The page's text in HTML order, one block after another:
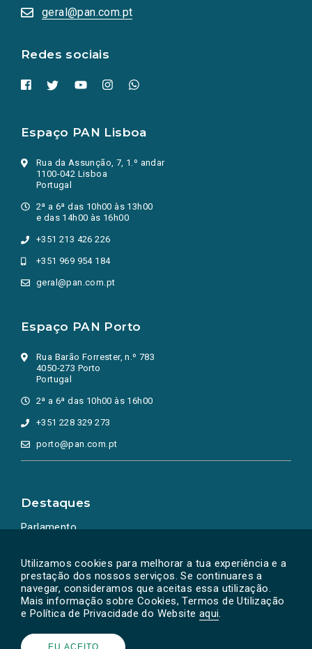
Utilizamos cookies para melhorar a tua experiência e a
prestação dos nossos serviços. Se continuares a
navegar, consideramos que aceitas essa utilização.
Mais informação sobre Cookies, Termos de Utilização
e Política de Privacidade do Website aqui.
EU ACEITO
geral@pan.com.pt
Redes sociais
numa
nova
Espaço PAN Lisboa
Rua da Assunção, 7, 1.º andar
1100-042 Lisboa
Portugal
2ª a 6ª das 10h00 às 13h00
e das 14h00 às 16h00
+351 213 426 226
+351 969 954 184
geral@pan.com.pt
Espaço PAN Porto
Rua Barão Forrester, n.º 783
4050-273 Porto
Portugal
2ª a 6ª das 10h00 às 16h00
+351 228 329 273
porto@pan.com.pt
Destaques
Parlamento